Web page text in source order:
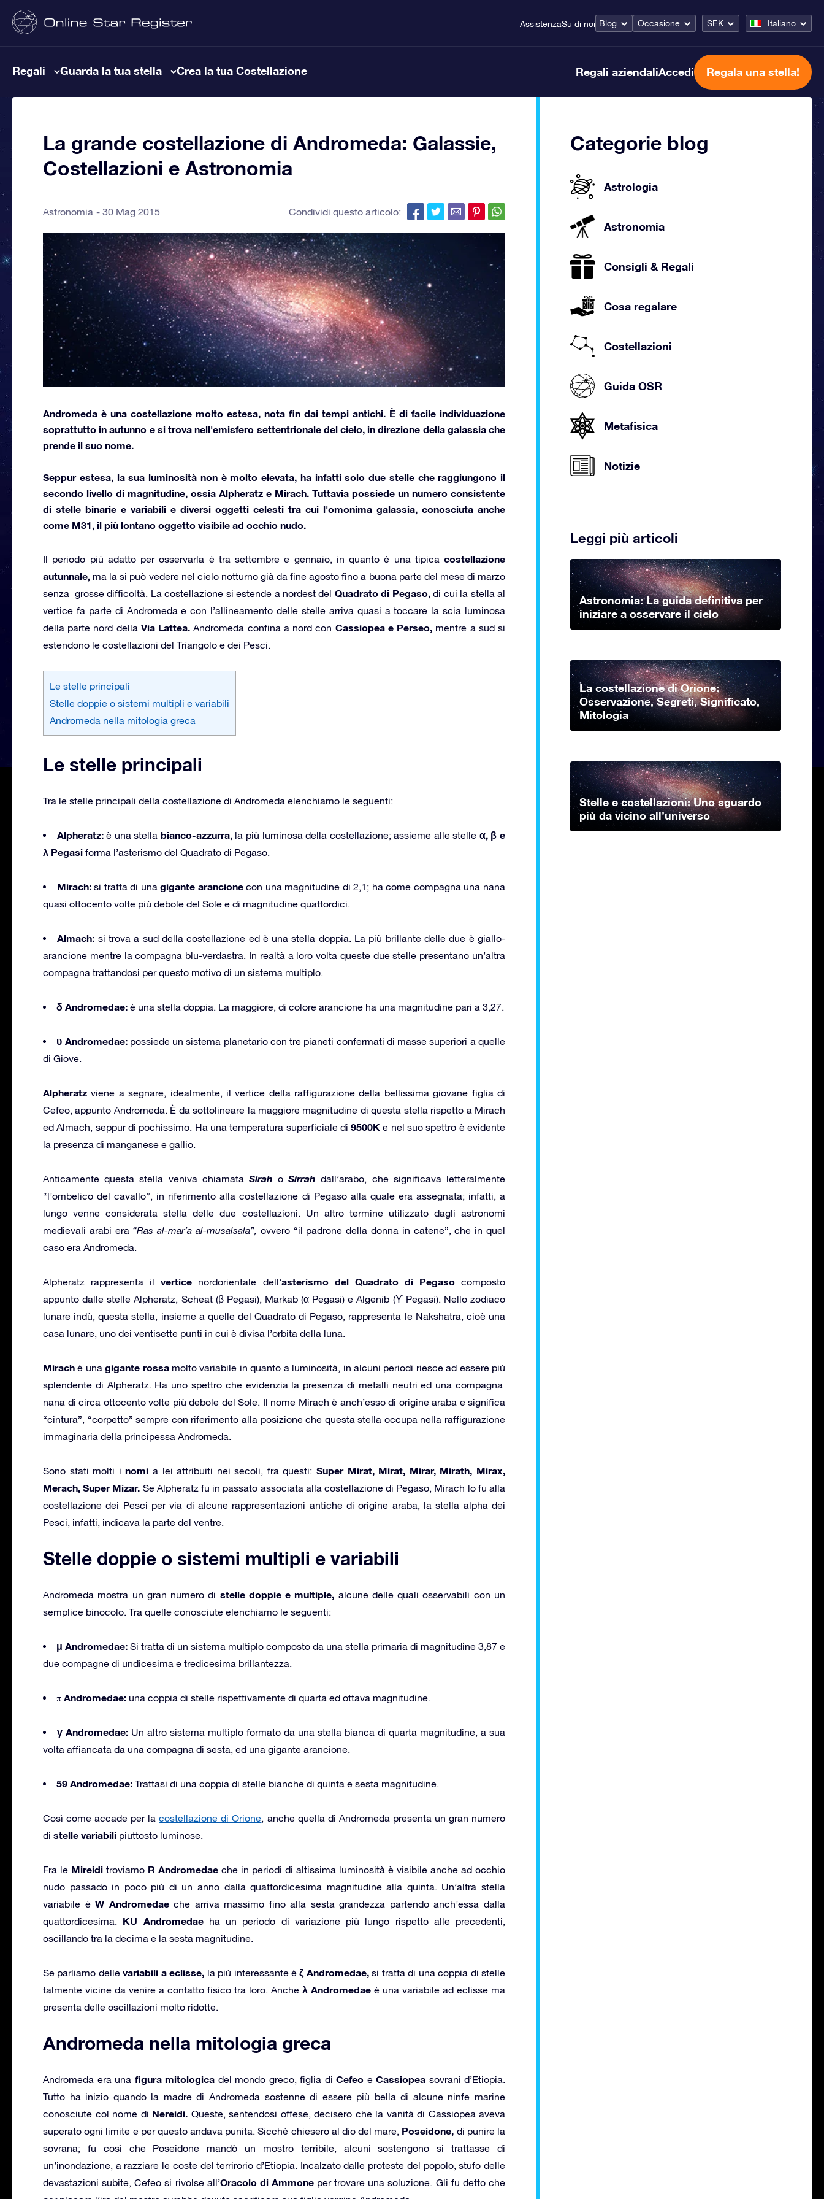
AssistenzaSu di noi Blog Occasione SEK Italiano
Regali Guarda la tua stella Crea la tua Costellazione Regali aziendaliAccedi Regala una stella!
La grande costellazione di Andromeda: Galassie,
Costellazioni e Astronomia
Astronomia 30 Mag 2015 Condividi questo articolo:
Andromeda è una costellazione molto estesa, nota fin dai tempi antichi. È di facile individuazione
soprattutto in autunno e si trova nell'emisfero settentrionale del cielo, in direzione della galassia che
prende il suo nome.
Seppur estesa, la sua luminosità non è molto elevata, ha infatti solo due stelle che raggiungono il
secondo livello di magnitudine, ossia Alpheratz e Mirach. Tuttavia possiede un numero consistente
di stelle binarie e variabili e diversi oggetti celesti tra cui l'omonima galassia, conosciuta anche
come M31, il più lontano oggetto visibile ad occhio nudo.
Il periodo più adatto per osservarla è tra settembre e gennaio, in quanto è una tipica costellazione
autunnale, ma la si può vedere nel cielo notturno già da fine agosto fino a buona parte del mese di marzo
senza grosse difficoltà. La costellazione si estende a nordest del Quadrato di Pegaso,di cui la stella al
vertice fa parte di Andromeda e con l’allineamento delle stelle arriva quasi a toccare la scia luminosa
della parte nord della Via Lattea. Andromeda confina a nord con Cassiopea e Perseo, mentre a sud si
estendono le costellazioni del Triangolo e dei Pesci.
Le stelle principali
Stelle doppie o sistemi multipli e variabili
Andromeda nella mitologia greca
Le stelle principali
Tra le stelle principali della costellazione di Andromeda elenchiamo le seguenti:
Alpheratz:è una stella bianco-azzurra,la più luminosa della costellazione; assieme alle stelle α, β e
λ Pegasi forma l’asterismo del Quadrato di Pegaso.
Mirach:si tratta di unagigante arancionecon una magnitudine di 2,1; ha come compagna una nana
quasi ottocento volte più debole del Sole e di magnitudine quattordici.
Almach: si trova a sud della costellazione ed è una stella doppia. La più brillante delle due è giallo-
arancione mentre la compagna blu-verdastra. In realtà a loro volta queste due stelle presentano un’altra
compagna trattandosi per questo motivo di un sistema multiplo.
δ Andromedae: è una stella doppia. La maggiore, di colore arancione ha una magnitudine pari a 3,27.
υ Andromedae:possiede un sistema planetario con tre pianeti confermati di masse superiori a quelle
di Giove.
Alpheratz viene a segnare, idealmente, il vertice della raffigurazione della bellissima giovane figlia di
Cefeo, appunto Andromeda. È da sottolineare la maggiore magnitudine di questa stella rispetto a Mirach
ed Almach, seppur di pochissimo. Ha una temperatura superficiale di9500K e nel suo spettro è evidente
la presenza di manganese e gallio.
Anticamente questa stella veniva chiamata Sirah o Sirrah dall’arabo, che significava letteralmente
“l’ombelico del cavallo”, in riferimento alla costellazione di Pegaso alla quale era assegnata; infatti, a
lungo venne considerata stella delle due costellazioni. Un altro termine utilizzato dagli astronomi
medievali arabi era “Ras al-mar’a al-musalsala”, ovvero “il padrone della donna in catene”, che in quel
caso era Andromeda.
Alpheratz rappresenta ilvertice nordorientale dell’asterismo del Quadrato di Pegasocomposto
appunto dalle stelle Alpheratz, Scheat (β Pegasi), Markab (α Pegasi) e Algenib (ϒ Pegasi). Nello zodiaco
lunare indù, questa stella, insieme a quelle del Quadrato di Pegaso, rappresenta le Nakshatra, cioè una
casa lunare, uno dei ventisette punti in cui è divisa l’orbita della luna.
Mirach è unagigante rossamolto variabile in quanto a luminosità, in alcuni periodi riesce ad essere più
splendente di Alpheratz. Ha uno spettro che evidenzia la presenza di metalli neutri ed una compagna
nana di circa ottocento volte più debole del Sole. Il nome Mirach è anch’esso di origine araba e significa
“cintura”, “corpetto” sempre con riferimento alla posizione che questa stella occupa nella raffigurazione
immaginaria della principessa Andromeda.
Sono stati molti inomi a lei attribuiti nei secoli, fra questi:Super Mirat, Mirat, Mirar, Mirath, Mirax,
Merach, Super Mizar. Se Alpheratz fu in passato associata alla costellazione di Pegaso, Mirach lo fu alla
costellazione dei Pesci per via di alcune rappresentazioni antiche di origine araba, la stella alpha dei
Pesci, infatti, indicava la parte del ventre.
Stelle doppie o sistemi multipli e variabili
Andromeda mostra un gran numero di stelle doppie e multiple, alcune delle quali osservabili con un
semplice binocolo. Tra quelle conosciute elenchiamo le seguenti:
μ Andromedae: Si tratta di un sistema multiplo composto da una stella primaria di magnitudine 3,87 e
due compagne di undicesima e tredicesima brillantezza.
π Andromedae: una coppia di stelle rispettivamente di quarta ed ottava magnitudine.
γ Andromedae: Un altro sistema multiplo formato da una stella bianca di quarta magnitudine, a sua
volta affiancata da una compagna di sesta, ed una gigante arancione.
59 Andromedae: Trattasi di una coppia di stelle bianche di quinta e sesta magnitudine.
Così come accade per lacostellazione di Orione, anche quella di Andromeda presenta un gran numero
di stelle variabili piuttosto luminose.
Fra le Mireidi troviamo R Andromedae che in periodi di altissima luminosità è visibile anche ad occhio
nudo passado in poco più di un anno dalla quattordicesima magnitudine alla quinta. Un’altra stella
variabile èW Andromedaeche arriva massimo fino alla sesta grandezza partendo anch’essa dalla
quattordicesima. KU Andromedaeha un periodo di variazione più lungo rispetto alle precedenti,
oscillando tra la decima e la sesta magnitudine.
Se parliamo dellevariabili a eclisse, la più interessante èζ Andromedae,si tratta di una coppia di stelle
talmente vicine da venire a contatto fisico tra loro. Anche λ Andromedae è una variabile ad eclisse ma
presenta delle oscillazioni molto ridotte.
Andromeda nella mitologia greca
Andromeda era una figura mitologica del mondo greco, figlia di Cefeo e Cassiopea sovrani d’Etiopia.
Tutto ha inizio quando la madre di Andromeda sostenne di essere più bella di alcune ninfe marine
conosciute col nome di Nereidi. Queste, sentendosi offese, decisero che la vanità di Cassiopea aveva
superato ogni limite e per questo andava punita. Sicchè chiesero al dio del mare, Poseidone, di punire la
sovrana; fu così che Poseidone mandò un mostro terribile, alcuni sostengono si trattasse di
un’inondazione, a razziare le coste del terrirorio d’Etiopia. Incalzato dalle proteste del popolo, stufo delle
devastazioni subite, Cefeo si rivolse all’Oracolo di Ammoneper trovare una soluzione. Gli fu detto che
Categorie blog
Astrologia
Astronomia
Consigli & Regali
Cosa regalare
Costellazioni
Guida OSR
Metafisica
Notizie
Leggi più articoli
Astronomia: La guida definitiva per
iniziare a osservare il cielo
La costellazione di Orione:
Osservazione, Segreti, Significato,
Mitologia
Stelle e costellazioni: Uno sguardo
più da vicino all’universo